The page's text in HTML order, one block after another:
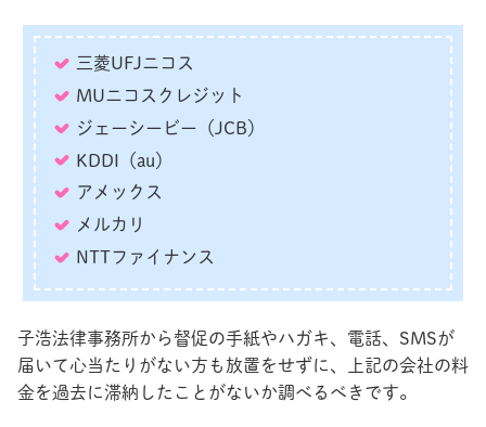
三菱UFJニコス
MUニコスクレジット
ジェーシービー（JCB）
KDDI（au）
アメックス
メルカリ
NTTファイナンス
子浩法律事務所から督促の手紙やハガキ、電話、SMSが
届いて心当たりがない方も放置をせずに、上記の会社の料
金を過去に滞納したことがないか調べるべきです。